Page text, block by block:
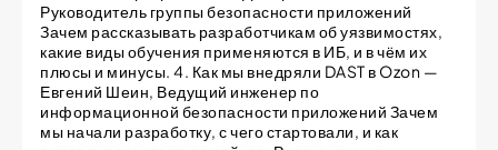
Руководитель группы безопасности приложений
Зачем рассказывать разработчикам об уязвимостях,
какие виды обучения применяются в ИБ, и в чём их
плюсы и минусы. 4. Как мы внедряли DAST в Ozon —
Евгений Шеин, Ведущий инженер по
информационной безопасности приложений Зачем
мы начали разработку, с чего стартовали, и как